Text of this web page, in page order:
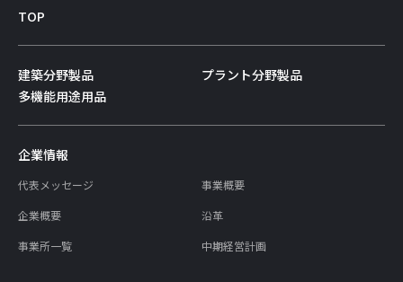
TOP
建築分野製品
プラント分野製品
多機能用途用品
企業情報
代表メッセージ
事業概要
企業概要
沿革
事業所一覧
中期経営計画